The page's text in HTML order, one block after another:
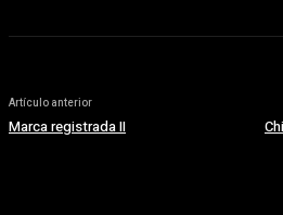
Artículo anterior
Marca registrada II